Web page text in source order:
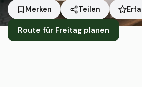
Merken Teilen
Route für Freitag planen